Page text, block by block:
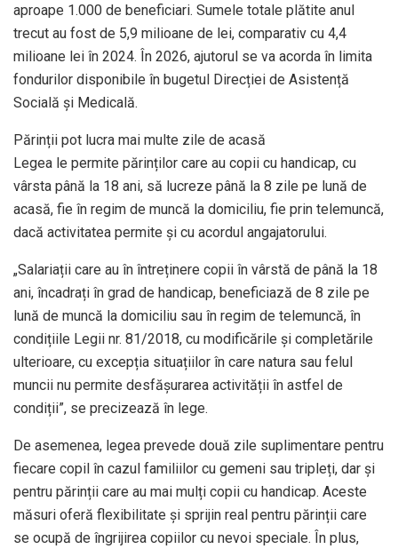
aproape 1.000 de beneficiari. Sumele totale plătite anul
trecut au fost de 5,9 milioane de lei, comparativ cu 4,4
milioane lei în 2024. În 2026, ajutorul se va acorda în limita
fondurilor disponibile în bugetul Direcției de Asistență
Socială și Medicală.
Părinții pot lucra mai multe zile de acasă
Legea le permite părinților care au copii cu handicap, cu
vârsta până la 18 ani, să lucreze până la 8 zile pe lună de
acasă, fie în regim de muncă la domiciliu, fie prin telemuncă,
dacă activitatea permite și cu acordul angajatorului.
„Salariații care au în întreținere copii în vârstă de până la 18
ani, încadrați în grad de handicap, beneficiază de 8 zile pe
lună de muncă la domiciliu sau în regim de telemuncă, în
condițiile Legii nr. 81/2018, cu modificările și completările
ulterioare, cu excepția situațiilor în care natura sau felul
muncii nu permite desfășurarea activității în astfel de
condiții”, se precizează în lege.
De asemenea, legea prevede două zile suplimentare pentru
fiecare copil în cazul familiilor cu gemeni sau tripleți, dar și
pentru părinții care au mai mulți copii cu handicap. Aceste
măsuri oferă flexibilitate și sprijin real pentru părinții care
se ocupă de îngrijirea copiilor cu nevoi speciale. În plus,